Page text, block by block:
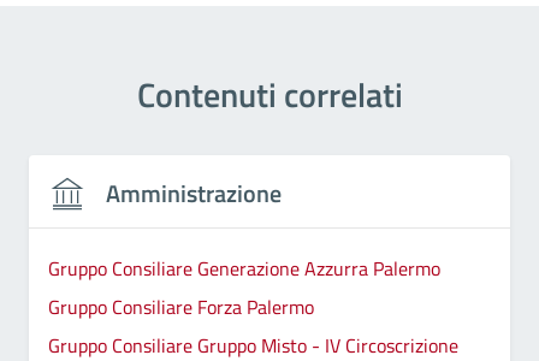
Contenuti correlati
Amministrazione
Gruppo Consiliare Generazione Azzurra Palermo
Gruppo Consiliare Forza Palermo
Gruppo Consiliare Gruppo Misto - IV Circoscrizione